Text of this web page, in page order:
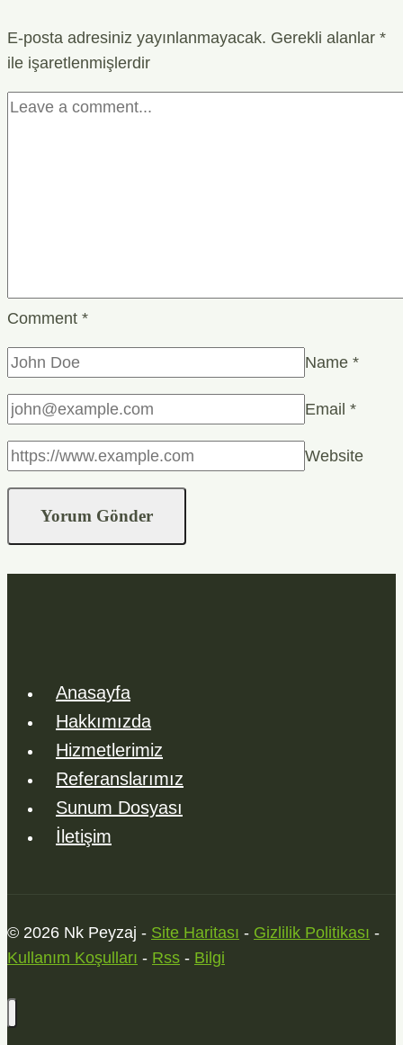
E-posta adresiniz yayınlanmayacak. Gerekli alanlar *
ile işaretlenmişlerdir
Comment *
Name *
Email *
Website
Anasayfa
Hakkımızda
Hizmetlerimiz
Referanslarımız
Sunum Dosyası
İletişim
© 2026 Nk Peyzaj - Site Haritası - Gizlilik Politikası -
Kullanım Koşulları - Rss - Bilgi